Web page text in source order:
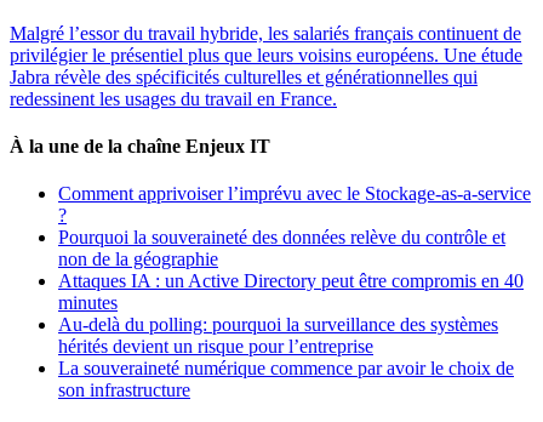
Malgré l’essor du travail hybride, les salariés français continuent de
privilégier le présentiel plus que leurs voisins européens. Une étude
Jabra révèle des spécificités culturelles et générationnelles qui
redessinent les usages du travail en France.
À la une de la chaîne Enjeux IT
Comment apprivoiser l’imprévu avec le Stockage-as-a-service
?
Pourquoi la souveraineté des données relève du contrôle et
non de la géographie
Attaques IA : un Active Directory peut être compromis en 40
minutes
Au-delà du polling: pourquoi la surveillance des systèmes
hérités devient un risque pour l’entreprise
La souveraineté numérique commence par avoir le choix de
son infrastructure